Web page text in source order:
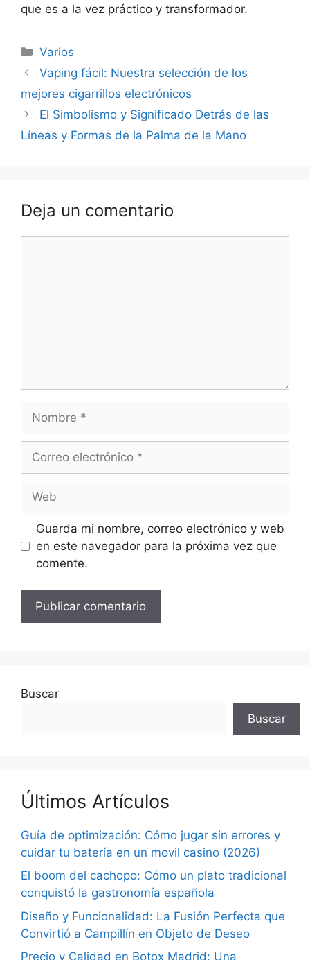
que es a la vez práctico y transformador.
Categorías
Varios
Navegación
de
entradas
Vaping fácil: Nuestra selección de los
mejores cigarrillos electrónicos
El Simbolismo y Significado Detrás de las
Líneas y Formas de la Palma de la Mano
Deja un comentario
Nombre
Correo
Web
Guarda mi nombre, correo electrónico y web
en este navegador para la próxima vez que
comente.
Buscar
Buscar
Últimos Artículos
Guía de optimización: Cómo jugar sin errores y
cuidar tu batería en un movil casino (2026)
El boom del cachopo: Cómo un plato tradicional
conquistó la gastronomía española
Diseño y Funcionalidad: La Fusión Perfecta que
Convirtió a Campillín en Objeto de Deseo
Precio y Calidad en Botox Madrid: Una